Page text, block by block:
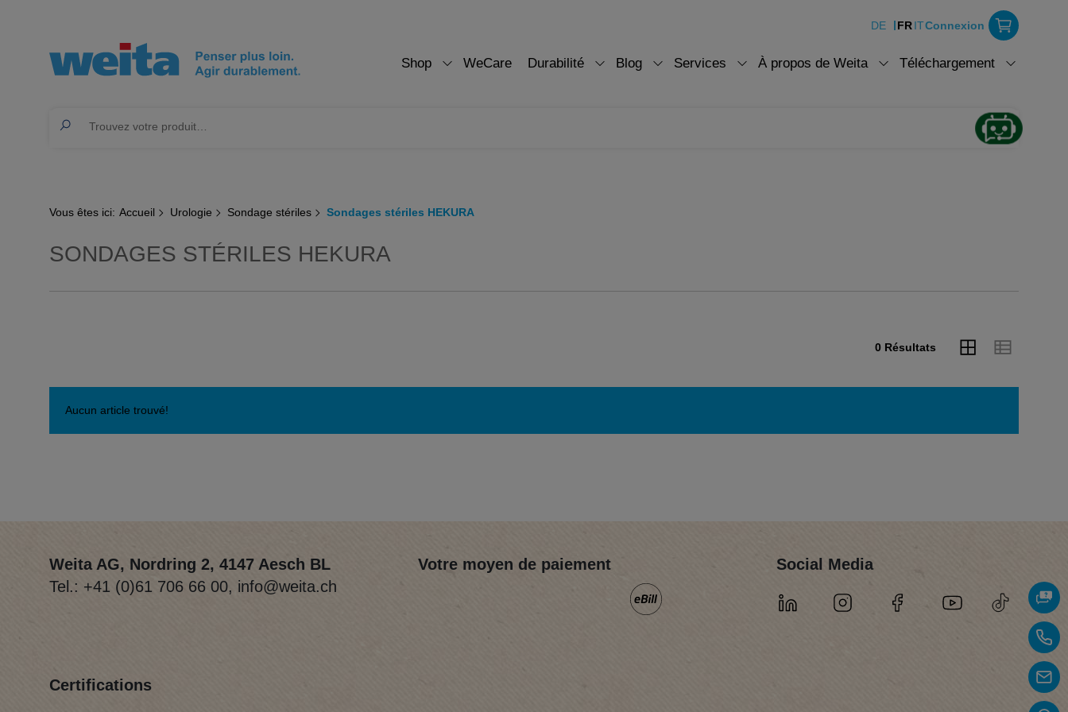
DE FRITConnexion
Shop WeCare Durabilité Blog Services À propos de Weita Téléchargement
Vous êtes ici: Accueil Urologie Sondage stériles Sondages stériles HEKURA
SONDAGES STÉRILES HEKURA
0 Résultats
Aucun article trouvé!
Weita AG, Nordring 2, 4147 Aesch BL
Tel.: +41 (0)61 706 66 00, info@weita.ch
Votre moyen de paiement Social Media
Certifications